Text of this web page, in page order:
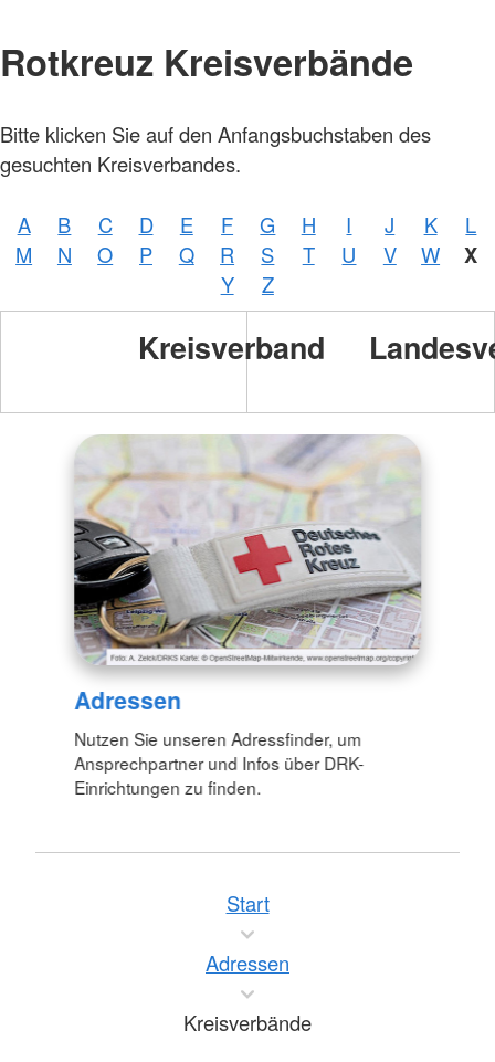
Rotkreuz Kreisverbände
Bitte klicken Sie auf den Anfangsbuchstaben des
gesuchten Kreisverbandes.
A B C D E F G H I J K
L
M
N O P Q R S T U V W X
Y Z
Kreisverband
Adressen
Nutzen Sie unseren Adressfinder, um
Ansprechpartner und Infos über DRK-
Einrichtungen zu finden.
Start
Adressen
Kreisverbände